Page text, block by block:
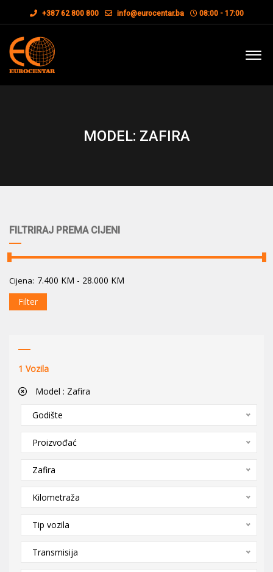
+387 62 800 800 info@eurocentar.ba 08:00 - 17:00
MODEL: ZAFIRA
FILTRIRAJ PREMA CIJENI
Cijena: 7.400 KM - 28.000 KM
Filter
1 Vozila
Model : Zafira
Godište
Proizvođać
Zafira
Kilometraža
Tip vozila
Transmisija